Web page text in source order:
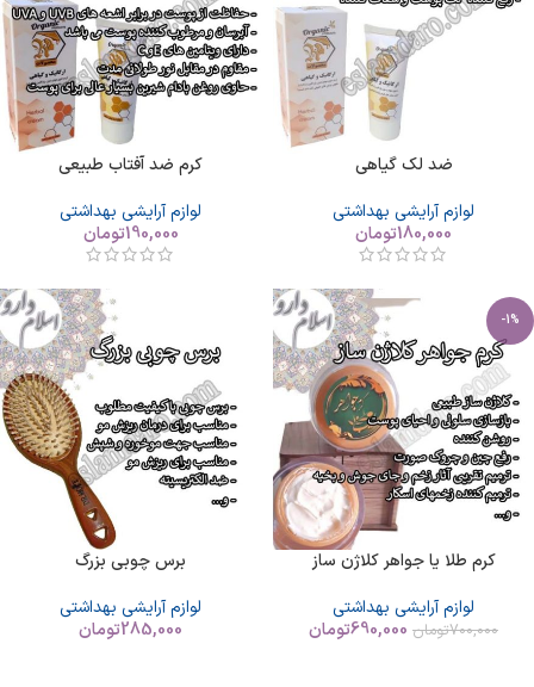
ضد لک گیاهی
لوازم آرایشی بهداشتی
180,000تومان
کرم ضد آفتاب طبیعی
لوازم آرایشی بهداشتی
190,000تومان
-1%
کرم طلا یا جواهر کلاژن ساز
لوازم آرایشی بهداشتی
700,000تومان 690,000تومان
برس چوبی بزرگ
لوازم آرایشی بهداشتی
285,000تومان